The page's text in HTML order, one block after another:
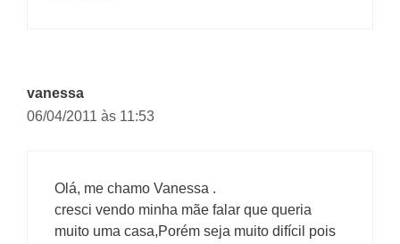
vanessa
06/04/2011 às 11:53
Olá, me chamo Vanessa .
cresci vendo minha mãe falar que queria
muito uma casa,Porém seja muito difícil pois